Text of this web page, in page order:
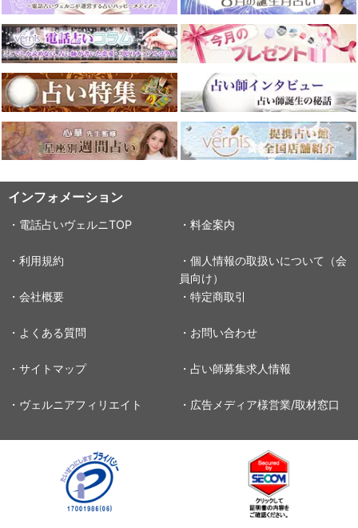
インフォメーション
・電話占いヴェルニTOP ・料金案内
・利用規約
・個人情報の取扱いについて（会
員向け）
・会社概要
・特定商取引
・よくある質問 ・お問い合わせ
・サイトマップ ・占い師募集求人情報
・ヴェルニアフィリエイト ・広告メディア様営業/取材窓口